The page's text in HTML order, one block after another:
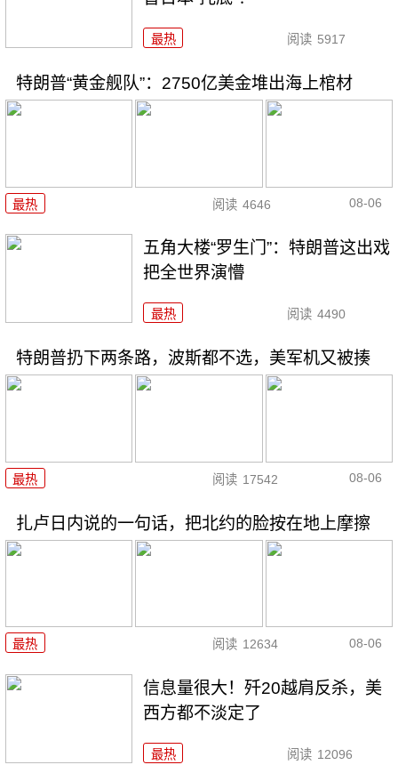
最热 阅读 5917
特朗普“黄金舰队”：2750亿美金堆出海上棺材
最热 阅读 4646 08-06
五角大楼“罗生门”：特朗普这出戏
把全世界演懵
最热 阅读 4490
特朗普扔下两条路，波斯都不选，美军机又被揍
最热 阅读 17542 08-06
扎卢日内说的一句话，把北约的脸按在地上摩擦
最热 阅读 12634 08-06
信息量很大！歼20越肩反杀，美
西方都不淡定了
最热 阅读 12096